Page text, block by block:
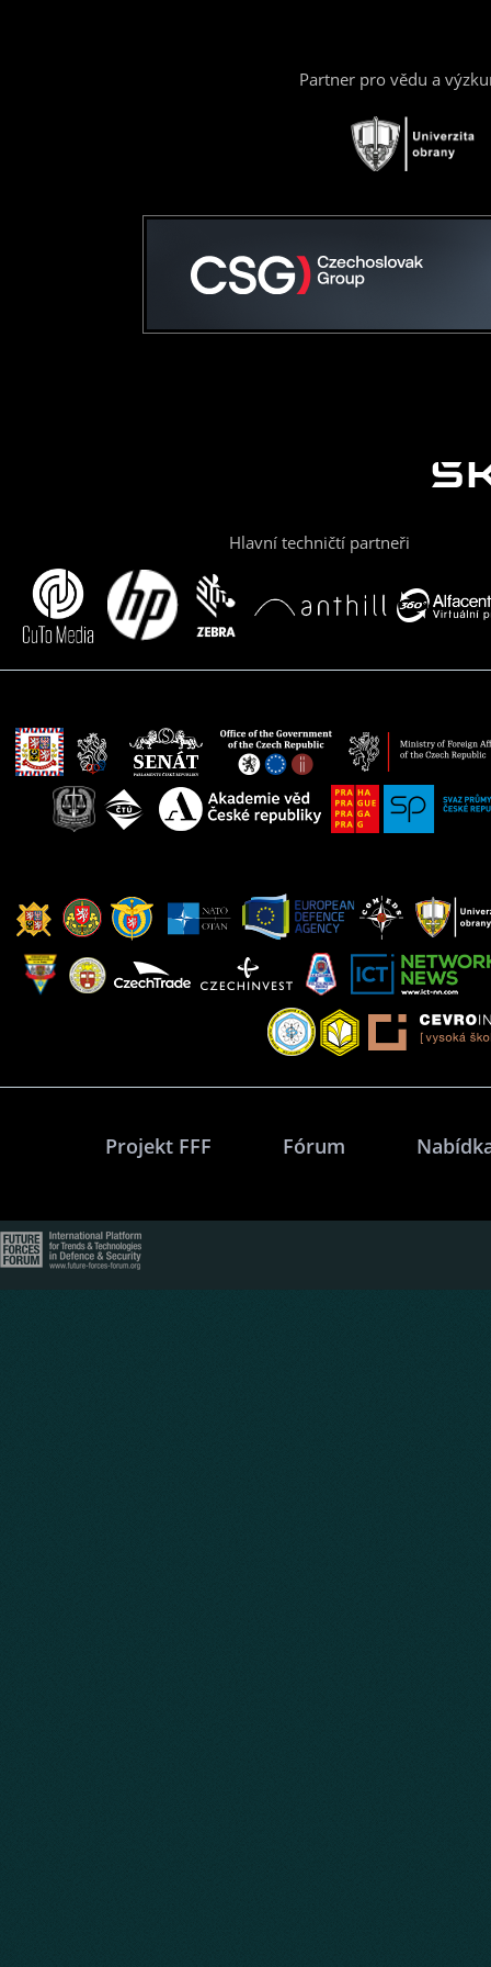
Partner pro vědu a
Hlavní techničtí partneři
Projekt FFF Fórum